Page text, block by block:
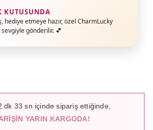
KUTUSUNDA
hediye etmeye hazır, özel CharmLucky
gönderilir. 💕
dk 32 sn içinde sipariş ettiğinde,
YARIN KARGODA!